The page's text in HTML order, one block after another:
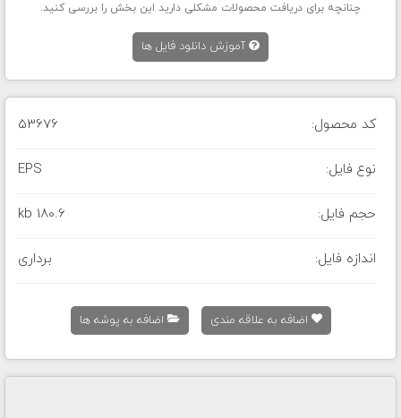
چنانچه برای دریافت محصولات مشکلی دارید این بخش را بررسی کنید.
آموزش دانلود فایل ها
کد محصول: 53676
نوع فایل: EPS
حجم فایل: 180.6 kb
اندازه فایل: برداری
اضافه به علاقه مندی اضافه به پوشه ها